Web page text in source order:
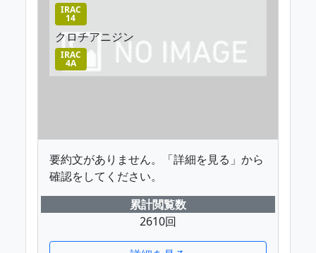
IRAC
14
クロチアニジン
IRAC
4A
要約文がありません。「詳細を見る」から
確認をしてください。
累計閲覧数
2610回